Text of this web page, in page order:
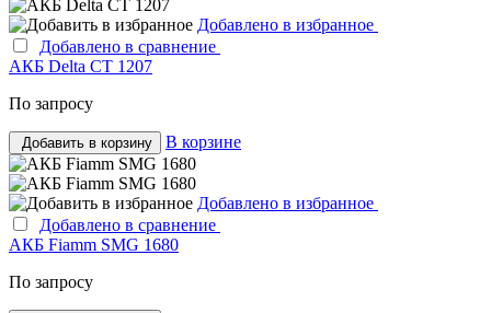
Добавлено в избранное
Добавлено в сравнение
АКБ Delta CT 1207
По запросу
Добавить в корзину В корзине
Добавлено в избранное
Добавлено в сравнение
АКБ Fiamm SMG 1680
По запросу